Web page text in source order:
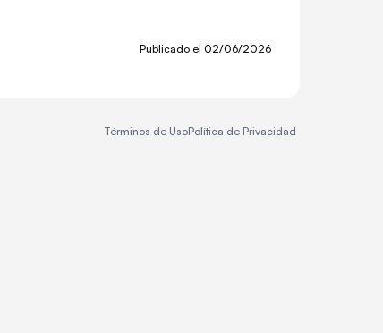
Publicado el 02/06/2026
Términos de UsoPolítica de Privacidad